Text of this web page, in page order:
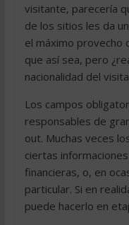
visitante, parecería
de los sitios les da
el máximo provecho
que así sea, pero
nacionalidad del
Los campos
responsables de
out. Muchas veces
ciertas
financieras, o, en
particular. Si en
puede hacerlo en